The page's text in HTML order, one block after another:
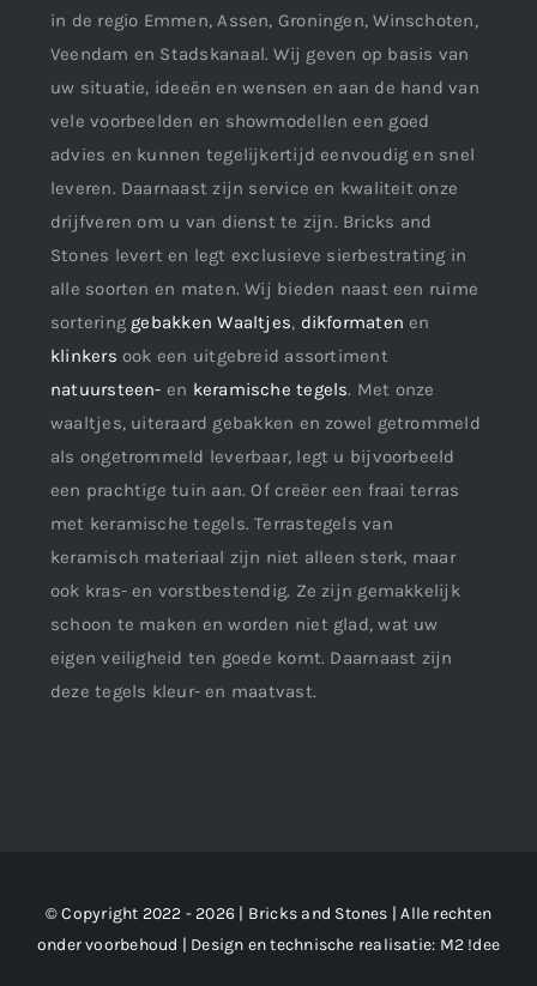
in de regio Emmen, Assen, Groningen, Winschoten,
Veendam en Stadskanaal. Wij geven op basis van
uw situatie, ideeën en wensen en aan de hand van
vele voorbeelden en showmodellen een goed
advies en kunnen tegelijkertijd eenvoudig en snel
leveren. Daarnaast zijn service en kwaliteit onze
drijfveren om u van dienst te zijn. Bricks and
Stones levert en legt exclusieve sierbestrating in
alle soorten en maten. Wij bieden naast een ruime
sortering gebakken Waaltjes, dikformaten en
klinkers ook een uitgebreid assortiment
natuursteen- en keramische tegels. Met onze
waaltjes, uiteraard gebakken en zowel getrommeld
als ongetrommeld leverbaar, legt u bijvoorbeeld
een prachtige tuin aan. Of creëer een fraai terras
met keramische tegels. Terrastegels van
keramisch materiaal zijn niet alleen sterk, maar
ook kras- en vorstbestendig. Ze zijn gemakkelijk
schoon te maken en worden niet glad, wat uw
eigen veiligheid ten goede komt. Daarnaast zijn
deze tegels kleur- en maatvast.
© Copyright 2022 - 2026 | Bricks and Stones | Alle rechten
onder voorbehoud | Design en technische realisatie: M2 !dee